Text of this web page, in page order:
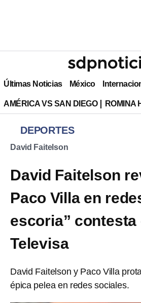
Últimas Noticias México
AMÉRICA VS SAN DIEGO ROMINA
DEPORTES
David Faitelson
David Faitelson
Paco Villa en
escoria” contesta
Televisa
David Faitelson y Paco Villa
épica pelea en redes sociales.